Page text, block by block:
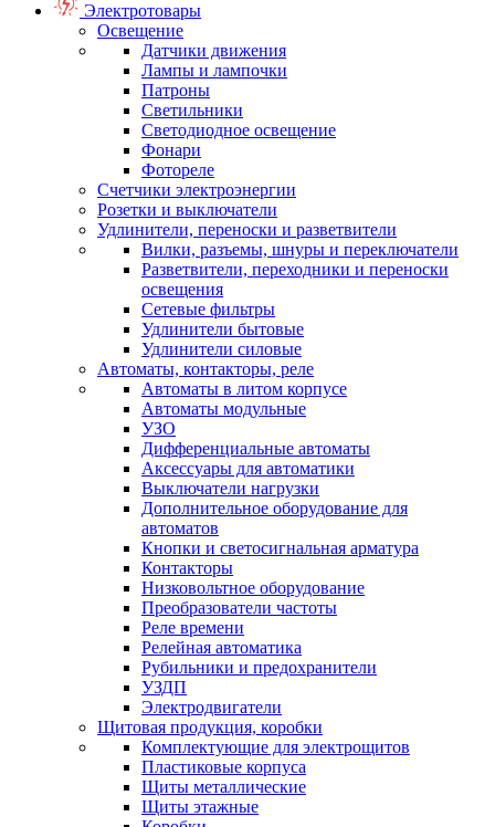
Электротовары
Освещение
Датчики движения
Лампы и лампочки
Патроны
Светильники
Светодиодное освещение
Фонари
Фотореле
Счетчики электроэнергии
Розетки и выключатели
Удлинители, переноски и разветвители
Вилки, разъемы, шнуры и переключатели
Разветвители, переходники и переноски
освещения
Сетевые фильтры
Удлинители бытовые
Удлинители силовые
Автоматы, контакторы, реле
Автоматы в литом корпусе
Автоматы модульные
УЗО
Дифференциальные автоматы
Аксессуары для автоматики
Выключатели нагрузки
Дополнительное оборудование для
автоматов
Кнопки и светосигнальная арматура
Контакторы
Низковольтное оборудование
Преобразователи частоты
Реле времени
Релейная автоматика
Рубильники и предохранители
УЗДП
Электродвигатели
Щитовая продукция, коробки
Комплектующие для электрощитов
Пластиковые корпуса
Щиты металлические
Щиты этажные